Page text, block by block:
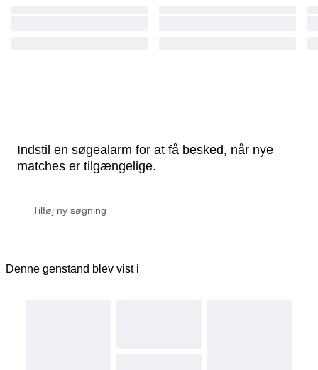
Indstil en søgealarm for at få besked, når nye
matches er tilgængelige.
Denne genstand blev vist i